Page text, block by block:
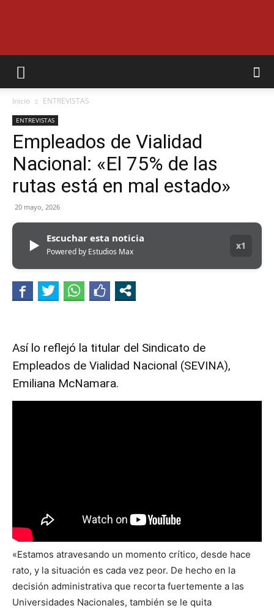
EL
Inicio ENTREVISTAS
ENTREVISTAS
Empleados de Vialidad
Nacional: «El 75% de las
rutas está en mal estado»
20 mayo, 2026
▶ Escuchar esta noticia
Powered by Estudios Max
x1
Así lo reflejó la titular del Sindicato de
Empleados de Vialidad Nacional (SEVINA),
Emiliana McNamara.
«Estamos atravesando un momento crítico, desde hace
rato, y la situación es cada vez peor. De hecho en la
decisión administrativa que recorta fuertemente a las
Universidades Nacionales, también se le quita